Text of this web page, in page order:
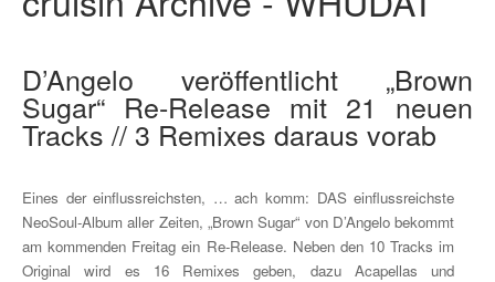
D’Angelo veröffentlicht „Brown
Sugar“ Re-Release mit 21 neuen
Tracks // 3 Remixes daraus vorab
Eines der einflussreichsten, … ach komm: DAS einflussreichste
NeoSoul-Album aller Zeiten, „Brown Sugar“ von D’Angelo bekommt
am kommenden Freitag ein Re-Release. Neben den 10 Tracks im
Original wird es 16 Remixes geben, dazu Acapellas und